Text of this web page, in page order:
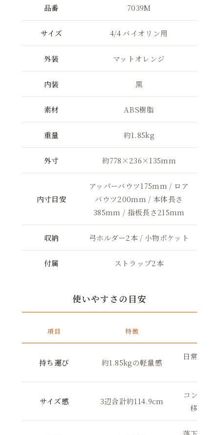
品番 7039M
サイズ 4/4 バイオリン用
外装 マットオレンジ
内装 黒
素材 ABS樹脂
重量 約1.85kg
外寸 約778×236×135mm
内寸目安
アッパーバウツ175mm / ロア
バウツ200mm / 本体長さ
385mm / 指板長さ215mm
収納 弓ホルダー2本 / 小物ポケット
付属 ストラップ2本
使いやすさの目安
項目 特徴
持ち運び 約1.85kgの軽量感
日常の通
サイズ感 3辺合計約114.9cm
コンパク
移動時